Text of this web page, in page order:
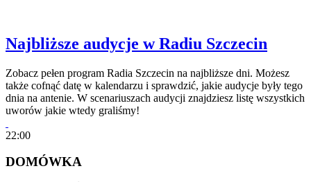
Najbliższe audycje w Radiu Szczecin
Zobacz pełen program Radia Szczecin na najbliższe dni. Możesz
także cofnąć datę w kalendarzu i sprawdzić, jakie audycje były tego
dnia na antenie. W scenariuszach audycji znajdziesz listę wszystkich
uworów jakie wtedy graliśmy!
22:00
DOMÓWKA